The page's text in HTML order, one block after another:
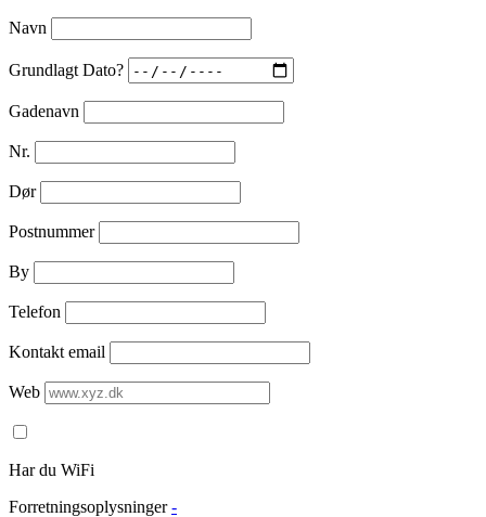
Navn
Grundlagt Dato?
Gadenavn
Nr.
Dør
Postnummer
By
Telefon
Kontakt email
Web
Har du WiFi
Forretningsoplysninger -